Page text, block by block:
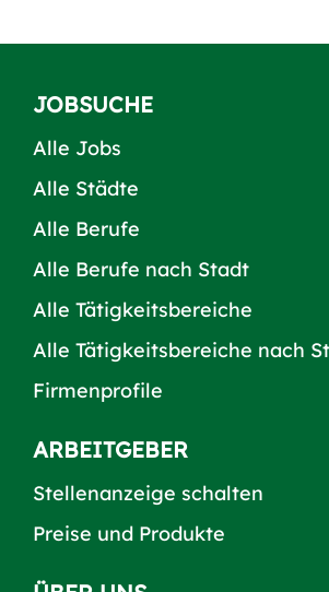
JOBSUCHE
Alle Jobs
Alle Städte
Alle Berufe
Alle Berufe nach Stadt
Alle Tätigkeitsbereiche
Alle Tätigkeitsbereiche nach
Firmenprofile
ARBEITGEBER
Stellenanzeige schalten
Preise und Produkte